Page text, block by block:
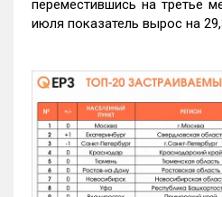
переместившись на третье
июля показатель вырос на